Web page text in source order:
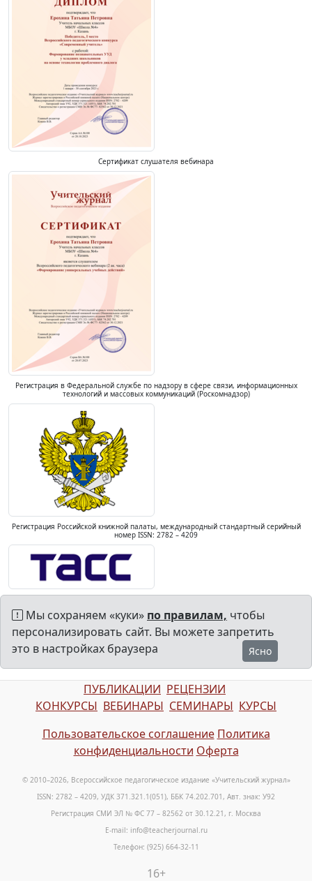
Сертификат слушателя вебинара
Регистрация в Федеральной службе по надзору в сфере связи, информационных
технологий и массовых коммуникаций (Роскомнадзор)
Регистрация Российской книжной палаты, международный стандартный серийный
номер ISSN: 2782 – 4209
Мы сохраняем «куки» по правилам, чтобы
персонализировать сайт. Вы можете запретить
это в настройках браузера
Ясно
ПУБЛИКАЦИИ РЕЦЕНЗИИ
КОНКУРСЫ ВЕБИНАРЫ СЕМИНАРЫ КУРСЫ
Пользовательское соглашение Политика
конфиденциальности Оферта
© 2010–2026, Всероссийское педагогическое издание «Учительский журнал»
ISSN: 2782 – 4209, УДК 371.321.1(051), ББК 74.202.701, Авт. знак: У92
Регистрация СМИ ЭЛ № ФС 77 – 82562 от 30.12.21, г. Москва
E-mail: info@teacherjournal.ru
Телефон: (925) 664-32-11
16+